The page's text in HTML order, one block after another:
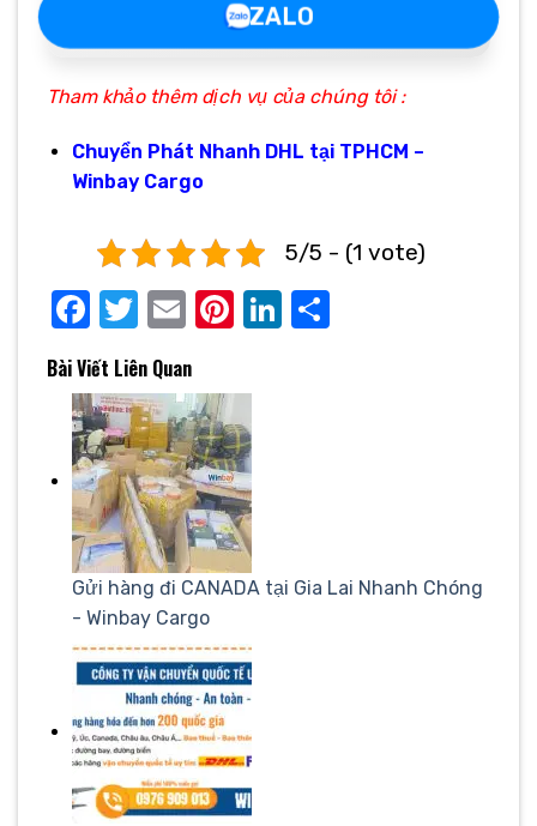
ZALO
Tham khảo thêm dịch vụ của chúng tôi :
Chuyển Phát Nhanh DHL tại TPHCM –
Winbay Cargo
5/5 - (1 vote)
Facebook
Twitter
EmailPinterest
LinkedIn
Bài Viết Liên Quan
Gửi hàng đi CANADA tại Gia Lai Nhanh Chóng
- Winbay Cargo